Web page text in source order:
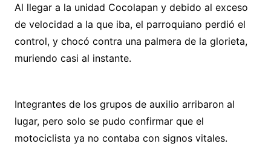
Al llegar a la unidad Cocolapan y debido al exceso
de velocidad a la que iba, el parroquiano perdió el
control, y chocó contra una palmera de la glorieta,
muriendo casi al instante.
Integrantes de los grupos de auxilio arribaron al
lugar, pero solo se pudo confirmar que el
motociclista ya no contaba con signos vitales.